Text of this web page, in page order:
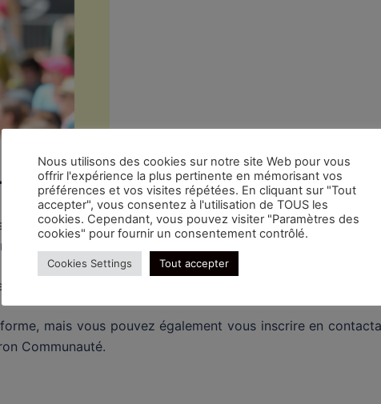
bénévole ?
inscrire via la plateformeQoezion. Il vous suffit de créer
ligne.
informations figureront directement sur Qoezion.
mais vous pouvez également vous inscrire en
Communauté.
Nous utilisons des cookies sur notre site Web pour vous
offrir l'expérience la plus pertinente en mémorisant vos
préférences et vos visites répétées. En cliquant sur "Tout
accepter", vous consentez à l'utilisation de TOUS les
cookies. Cependant, vous pouvez visiter "Paramètres des
cookies" pour fournir un consentement contrôlé.
Cookies Settings Tout accepter